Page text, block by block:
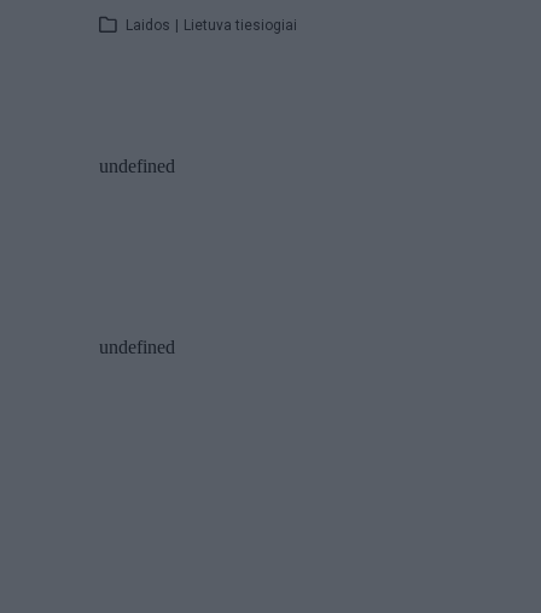
Laidos | Lietuva tiesiogiai